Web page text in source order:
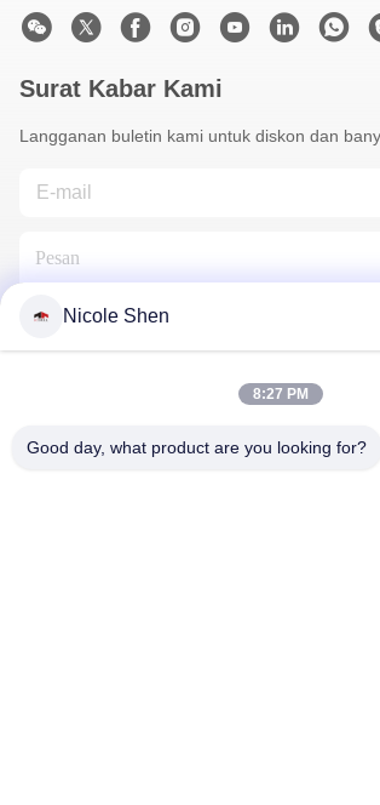
Surat Kabar Kami
Langganan buletin kami untuk diskon dan
Nicole Shen
8:27 PM
Good day, what product are you looking for?